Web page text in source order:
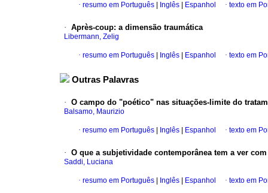
· resumo em Português Inglês Espanhol · texto em
· Après-coup: a dimensão traumática
Libermann, Zelig
· resumo em Português Inglês Espanhol · texto em
Outras Palavras
· O campo do "poético" nas situações-limite do
Balsamo, Maurizio
· resumo em Português Inglês Espanhol · texto em
· O que a subjetividade contemporânea tem a ver
Saddi, Luciana
· resumo em Português Inglês Espanhol · texto em